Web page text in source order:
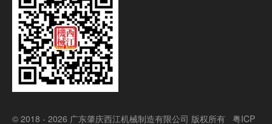
© 2018 - 2026 广东肇庆西江机械制造有限公司 版权所有 粤ICP